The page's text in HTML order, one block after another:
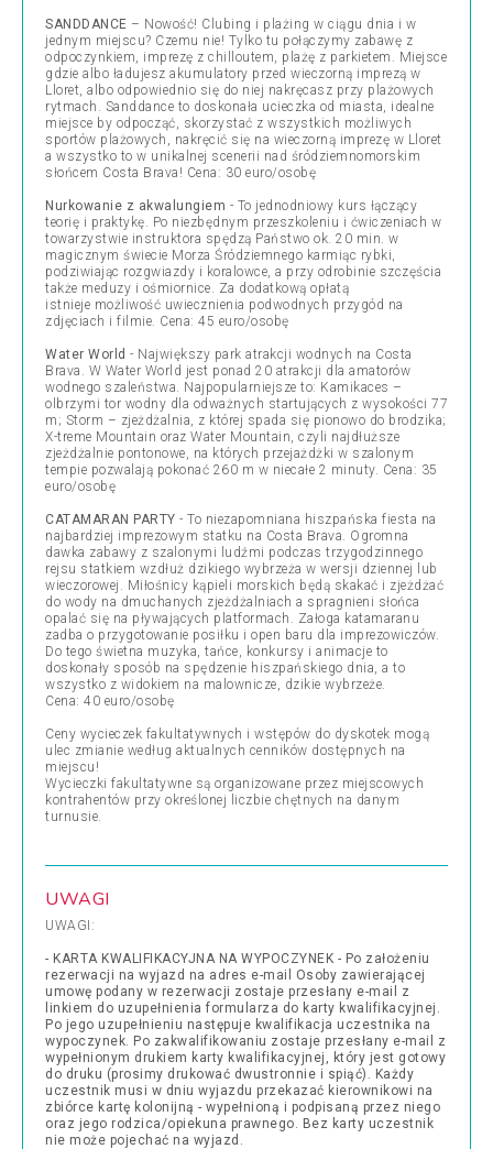
SANDDANCE – Nowość! Clubing i plażing w ciągu dnia i w
jednym miejscu? Czemu nie! Tylko tu połączymy zabawę z
odpoczynkiem, imprezę z chilloutem, plażę z parkietem. Miejsce
gdzie albo ładujesz akumulatory przed wieczorną imprezą w
Lloret, albo odpowiednio się do niej nakręcasz przy plażowych
rytmach. Sanddance to doskonała ucieczka od miasta, idealne
miejsce by odpocząć, skorzystać z wszystkich możliwych
sportów plażowych, nakręcić się na wieczorną imprezę w Lloret
a wszystko to w unikalnej scenerii nad śródziemnomorskim
słońcem Costa Brava! Cena: 30 euro/osobę
Nurkowanie z akwalungiem - To jednodniowy kurs łączący
teorię i praktykę. Po niezbędnym przeszkoleniu i ćwiczeniach w
towarzystwie instruktora spędzą Państwo ok. 20 min. w
magicznym świecie Morza Śródziemnego karmiąc rybki,
podziwiając rozgwiazdy i koralowce, a przy odrobinie szczęścia
także meduzy i ośmiornice. Za dodatkową opłatą
istnieje możliwość uwiecznienia podwodnych przygód na
zdjęciach i filmie. Cena: 45 euro/osobę
Water World - Największy park atrakcji wodnych na Costa
Brava. W Water World jest ponad 20 atrakcji dla amatorów
wodnego szaleństwa. Najpopularniejsze to: Kamikaces –
olbrzymi tor wodny dla odważnych startujących z wysokości 77
m; Storm – zjeżdżalnia, z której spada się pionowo do brodzika;
X-treme Mountain oraz Water Mountain, czyli najdłuższe
zjeżdżalnie pontonowe, na których przejażdżki w szalonym
tempie pozwalają pokonać 260 m w niecałe 2 minuty. Cena: 35
euro/osobę
CATAMARAN PARTY - To niezapomniana hiszpańska fiesta na
najbardziej imprezowym statku na Costa Brava. Ogromna
dawka zabawy z szalonymi ludźmi podczas trzygodzinnego
rejsu statkiem wzdłuż dzikiego wybrzeża w wersji dziennej lub
wieczorowej. Miłośnicy kąpieli morskich będą skakać i zjeżdżać
do wody na dmuchanych zjeżdżalniach a spragnieni słońca
opalać się na pływających platformach. Załoga katamaranu
zadba o przygotowanie posiłku i open baru dla imprezowiczów.
Do tego świetna muzyka, tańce, konkursy i animacje to
doskonały sposób na spędzenie hiszpańskiego dnia, a to
wszystko z widokiem na malownicze, dzikie wybrzeże.
Cena: 40 euro/osobę
Ceny wycieczek fakultatywnych i wstępów do dyskotek mogą
ulec zmianie według aktualnych cenników dostępnych na
miejscu!
Wycieczki fakultatywne są organizowane przez miejscowych
kontrahentów przy określonej liczbie chętnych na danym
turnusie.
UWAGI
UWAGI:
- KARTA KWALIFIKACYJNA NA WYPOCZYNEK - Po założeniu
rezerwacji na wyjazd na adres e-mail Osoby zawierającej
umowę podany w rezerwacji zostaje przesłany e-mail z
linkiem do uzupełnienia formularza do karty kwalifikacyjnej.
Po jego uzupełnieniu następuje kwalifikacja uczestnika na
wypoczynek. Po zakwalifikowaniu zostaje przesłany e-mail z
wypełnionym drukiem karty kwalifikacyjnej, który jest gotowy
do druku (prosimy drukować dwustronnie i spiąć). Każdy
uczestnik musi w dniu wyjazdu przekazać kierownikowi na
zbiórce kartę kolonijną - wypełnioną i podpisaną przez niego
oraz jego rodzica/opiekuna prawnego. Bez karty uczestnik
nie może pojechać na wyjazd.